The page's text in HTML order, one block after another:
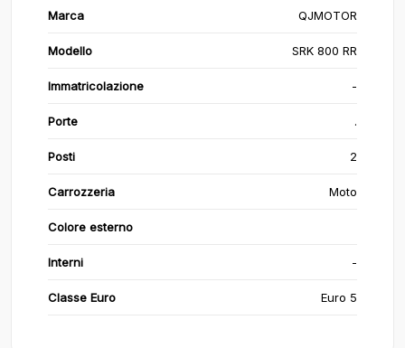
Marca QJMOTOR
Modello SRK 800 RR
Immatricolazione -
Porte .
Posti 2
Carrozzeria Moto
Colore esterno
Interni -
Classe Euro Euro 5